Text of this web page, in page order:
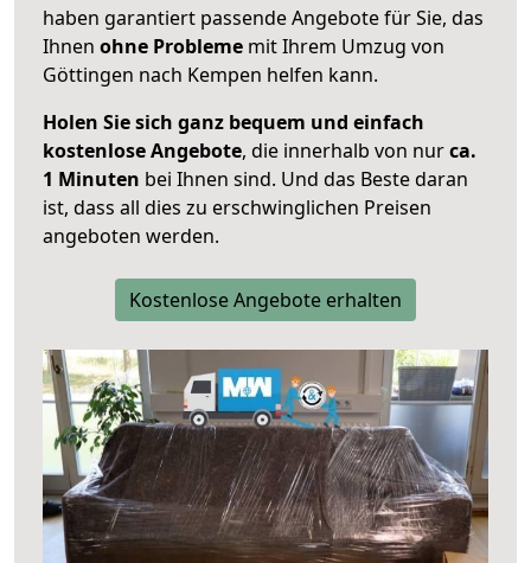
haben garantiert passende Angebote für Sie, das
Ihnen ohne Probleme mit Ihrem Umzug von
Göttingen nach Kempen helfen kann.
Holen Sie sich ganz bequem und einfach
kostenlose Angebote, die innerhalb von nurca.
1 Minuten bei Ihnen sind. Und das Beste daran
ist, dass all dies zu erschwinglichen Preisen
angeboten werden.
Kostenlose Angebote erhalten